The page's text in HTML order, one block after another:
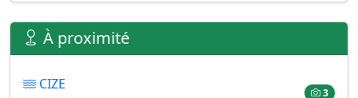
À proximité
CIZE
3